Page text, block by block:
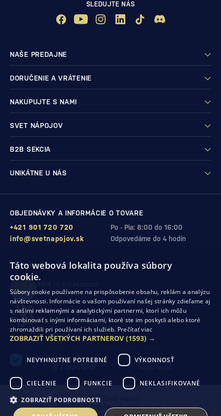
SLEDUJTE NÁS
NAŠE PREDAJNE
DORUČENIE A VRÁTENIE
NAKUPUJTE S NAMI
SVET NÁPOJOV
B2B SEKCIA
UNIKÁTNE U NÁS
OBJEDNÁVKY A INFORMÁCIE O TOVARE
Po - Pia: 8:00 do 16:00
+421 901 720 720
Odpovedáme do 4 hodín
info@svetnapojov.sk
ZÁRUKA KVALITY A VAŠEJ SPOKOJNOSTI
zákazníkov odporúča nákup v našom obchode
SHOP ROKU 2024
10. rok po sebesme získali ocenenie od Heureka
Odstúpenie od zmluvy
© 2026 Svet nápojov
Tvorba výkonných internetových obchodov odRIESENIA
Táto webová lokalita používa súbory
cookie.
Súbory cookie používame na prispôsobenie obsahu, reklám a analýzu
návštevnosti. Informácie o vašom používaní našej stránky zdieľame aj
s našimi reklamnými a analytickými partnermi, ktorí ich môžu
kombinovať s inými informáciami, ktoré ste im poskytli alebo ktoré
zhromaždili pri používaní ich služieb. Prečítať viac
ZOBRAZIŤ VŠETKÝCH PARTNEROV (1593) →
NEVYHNUTNE POTREBNÉ VÝKONNOSŤ
CIELENIE FUNKCIE NEKLASIFIKOVANÉ
ZOBRAZIŤ PODROBNOSTI